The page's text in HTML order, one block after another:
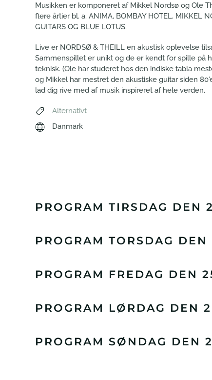
Musikken er komponeret af Mikkel Nordsø og Ole
flere årtier bl. a. ANIMA, BOMBAY HOTEL, MIKKEL
GUITARS OG BLUE LOTUS.
Live er NORDSØ & THEILL en akustisk oplevelse
Sammenspillet er unikt og de er kendt for spille på
teknisk. (Ole har studeret hos den indiske tabla
og Mikkel har mestret den akustiske guitar siden
lad dig rive med af musik inspireret af hele verden.
Alternativt
Danmark
PROGRAM TIRSDAG DEN
PROGRAM TORSDAG
PROGRAM FREDAG DEN
PROGRAM LØRDAG DEN
PROGRAM SØNDAG DEN